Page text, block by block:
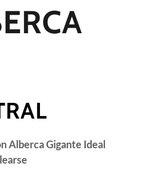
Alberca Gigante Ideal